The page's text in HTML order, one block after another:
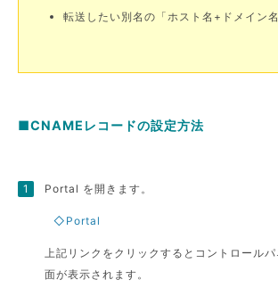
転送したい別名の「ホスト名+ドメイン名
■CNAMEレコードの設定方法
Portal を開きます。
◇Portal
上記リンクをクリックするとコントロール
面が表示されます。